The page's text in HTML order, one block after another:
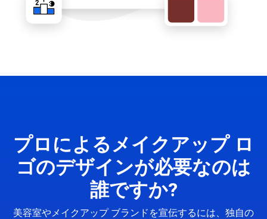
プロによるメイクアップ ロ
ゴのデザインが必要なのは
誰ですか?
美容室やメイクアップ ブランドを宣伝するには、独自の